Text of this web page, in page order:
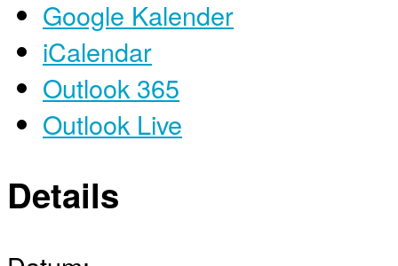
Google Kalender
iCalendar
Outlook 365
Outlook Live
Details